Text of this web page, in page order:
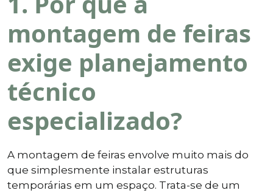
montagem de feiras
exige planejamento
técnico
especializado?
A montagem de feiras envolve muito mais do
que simplesmente instalar estruturas
temporárias em um espaço. Trata-se de um